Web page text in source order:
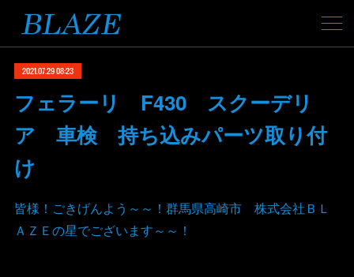
2021.07.29 08:23
フェラーリ F430 スクーデリ
ア 車検 持ち込みパーツ取り付
け
皆様！ごきげんよう～～！群馬県高崎市 株式会社ＢＬ
ＡＺＥの星でございます～～！